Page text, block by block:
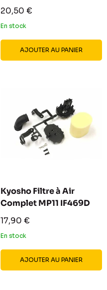
Prix
réduit
20,50 €
En stock
AJOUTER AU PANIER
Kyosho Filtre à Air
Complet MP11 IF469D
Prix
réduit
17,90 €
En stock
AJOUTER AU PANIER